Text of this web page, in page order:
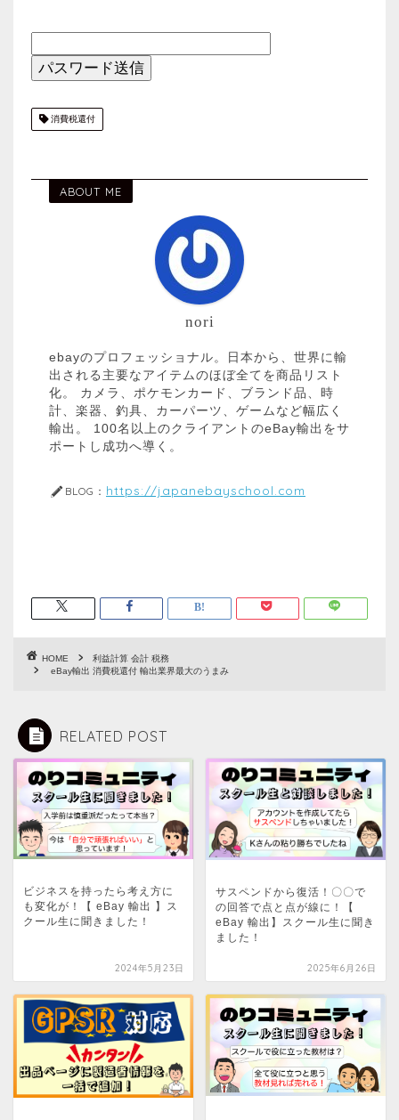
消費税還付
ABOUT ME
nori
ebayのプロフェッショナル。日本から、世界に輸
出される主要なアイテムのほぼ全てを商品リスト
化。 カメラ、ポケモンカード、ブランド品、時
計、楽器、釣具、カーパーツ、ゲームなど幅広く
輸出。 100名以上のクライアントのeBay輸出をサ
ポートし成功へ導く。
BLOG： https://japanebayschool.com
HOME
利益計算 会計 税務
eBay輸出 消費税還付 輸出業界最大のうまみ
RELATED POST
ビジネスを持ったら考え方に
も変化が！【 eBay 輸出 】ス
クール生に聞きました！
2024年5月23日
サスペンドから復活！〇〇で
の回答で点と点が線に！【
eBay 輸出】スクール生に聞き
ました！
2025年6月26日